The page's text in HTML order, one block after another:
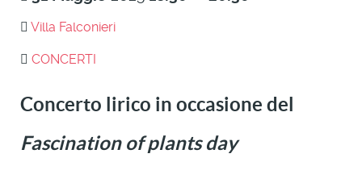
Villa Falconieri
CONCERTI
Concerto lirico in occasione del
Fascination of plants day